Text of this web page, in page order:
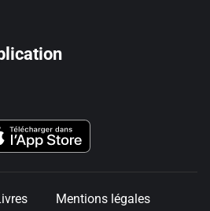
Mentions légales